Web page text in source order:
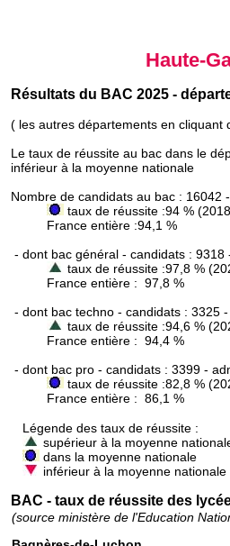
Haute-
Résultats du BAC 2025 -
( les autres départements en cliquant
Le taux de réussite au bac dans le
inférieur à la moyenne nationale
Nombre de candidats au bac : 16042
taux de réussite :94 %
France entière :94,1 %
- dont bac général - candidats : 9318
taux de réussite :97,8 %
France entière : 97,8 %
- dont bac techno - candidats : 3325
taux de réussite :94,6 %
France entière : 94,4 %
- dont bac pro - candidats : 3399 -
taux de réussite :82,8 %
France entière : 86,1 %
Légende des taux de réussite :
supérieur à la moyenne
dans la moyenne nationale
inférieur à la moyenne nationale
BAC - taux de réussite des
(source ministère de l'Education